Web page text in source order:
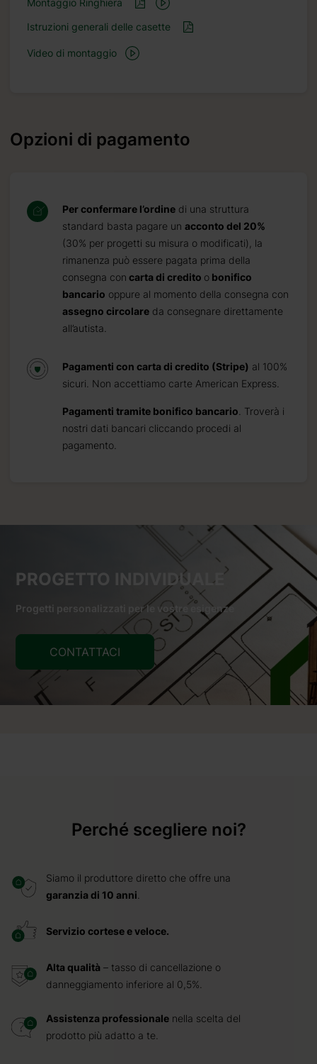
Istruzioni generali delle casette
Video di montaggio
Opzioni di pagamento
Per confermare l’ordine di una struttura
standard basta pagare un acconto del 20%
(30% per progetti su misura o modificati), la
rimanenza può essere pagata prima della
consegna con carta di credito o bonifico
bancario oppure al momento della consegna con
assegno circolare da consegnare direttamente
all’autista.
Pagamenti con carta di credito (Stripe) al 100%
sicuri. Non accettiamo carte American Express.
Pagamenti tramite bonifico bancario . Troverà i
nostri dati bancari cliccando procedi al
pagamento.
PROGETTO INDIVIDUALE
Progetti personalizzati per le vostre esigenze
CONTATTACI
Perché scegliere noi?
Siamo il produttore diretto che offre una
garanzia di 10 anni
Servizio cortese e veloce.
Alta qualità – tasso di cancellazione o
danneggiamento inferiore al 0,5%.
Assistenza professionale nella scelta del
prodotto più adatto a te.